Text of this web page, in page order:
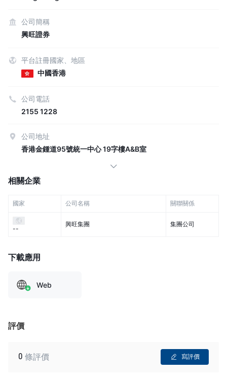
公司簡稱
興旺證券
平台註冊國家、地區
中國香港
公司電話
2155 1228
公司地址
香港金鍾道95號統一中心 19字樓A&B室
相關企業
國家 公司名稱 關聯關係
--
興旺集團 集團公司
下載應用
Web
評價
0 條評價 寫評價